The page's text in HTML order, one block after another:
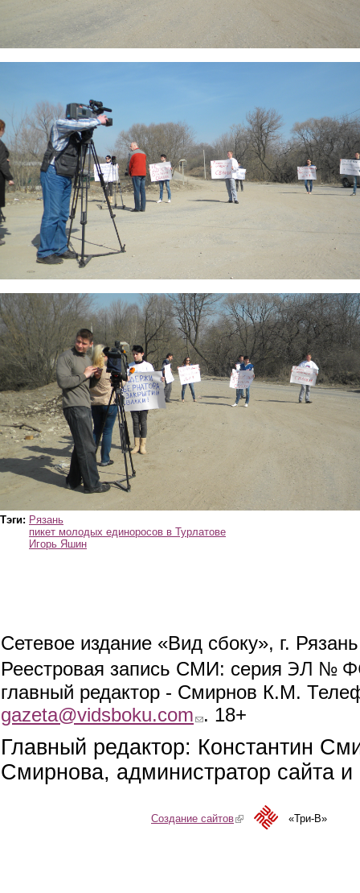
dscn9353.jpg
Тэги: Рязань
пикет молодых единоросов в Турлатове
Игорь Яшин
Сетевое издание «Вид сбоку», г.
Реестровая запись СМИ: серия ЭЛ №
главный редактор - Смирнов К.М.
gazeta@vidsboku.com (link sends e-mail)
. 18+
Главный редактор: Константин
Смирнова, администратор сайта
Создание сайтов(link is external)«Три-В»